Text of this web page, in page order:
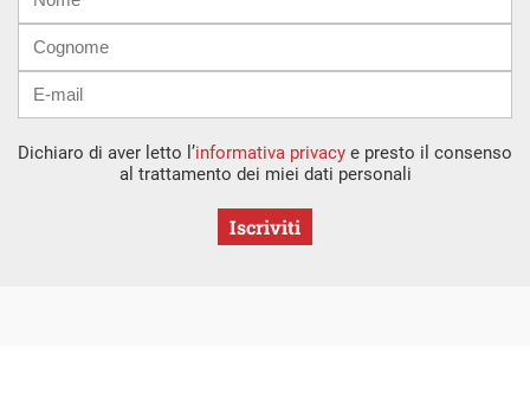
mail
Dichiaro di aver letto l’informativa privacy e presto il consenso
al trattamento dei miei dati personali
Iscriviti